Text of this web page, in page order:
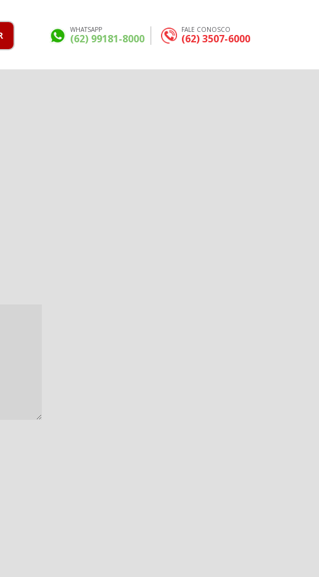
WHATSAPP
(62) 99181-8000
FALE CONOSCO
(62) 3507-6000